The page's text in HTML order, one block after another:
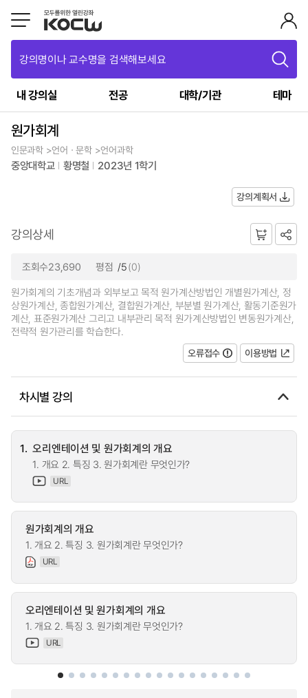
강의명이나 교수명을 검색해보세요
내 강의실 전공 대학/기관 테마
원가회계
인문과학 >언어ㆍ문학 >언어과학
중앙대학교 황명철 2023년 1학기
강의계획서
강의상세
조회수23,690 평점 /5(0)
원가회계의 기초개념과 외부보고 목적 원가계산방법인 개별원가계산, 정
상원가계산, 종합원가계산, 결합원가계산, 부분별 원가계산, 활동기준원가
계산, 표준원가계산 그리고 내부관리 목적 원가계산방법인 변동원가계산,
전략적 원가관리를 학습한다.
오류접수
이용방법
차시별 강의
1. 오리엔테이션 및 원가회계의 개요
1. 개요 2. 특징 3. 원가회계란 무엇인가?
URL
원가회계의 개요
1. 개요 2. 특징 3. 원가회계란 무엇인가?
URL
오리엔테이션 및 원가회계의 개요
1. 개요 2. 특징 3. 원가회계란 무엇인가?
URL